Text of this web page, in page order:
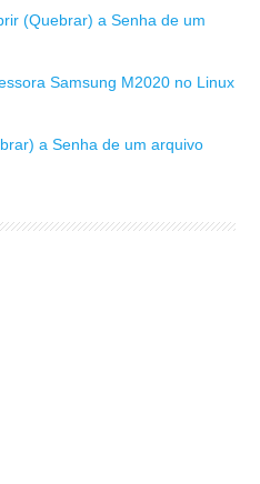
(Quebrar) a Senha de um
Samsung M2020 no Linux
a Senha de um arquivo